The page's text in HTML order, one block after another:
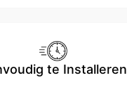
te Installeren